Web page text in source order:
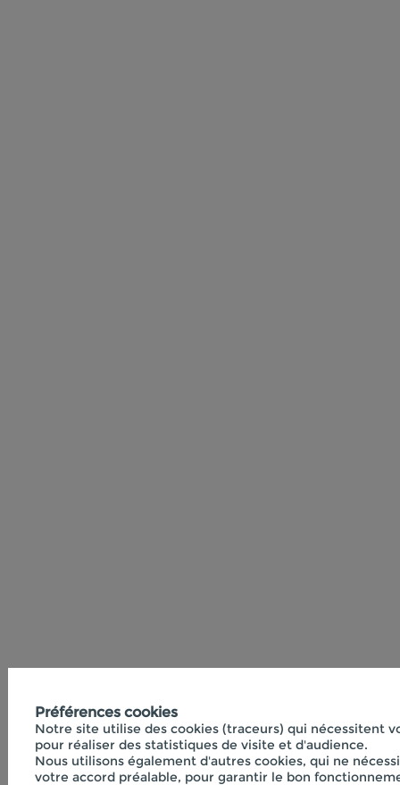
Préférences cookies
Notre site utilise des cookies (traceurs) qui nécessitent
pour réaliser des statistiques de visite et d'audience.
Nous utilisons également d'autres cookies, qui ne
votre accord préalable, pour garantir le bon